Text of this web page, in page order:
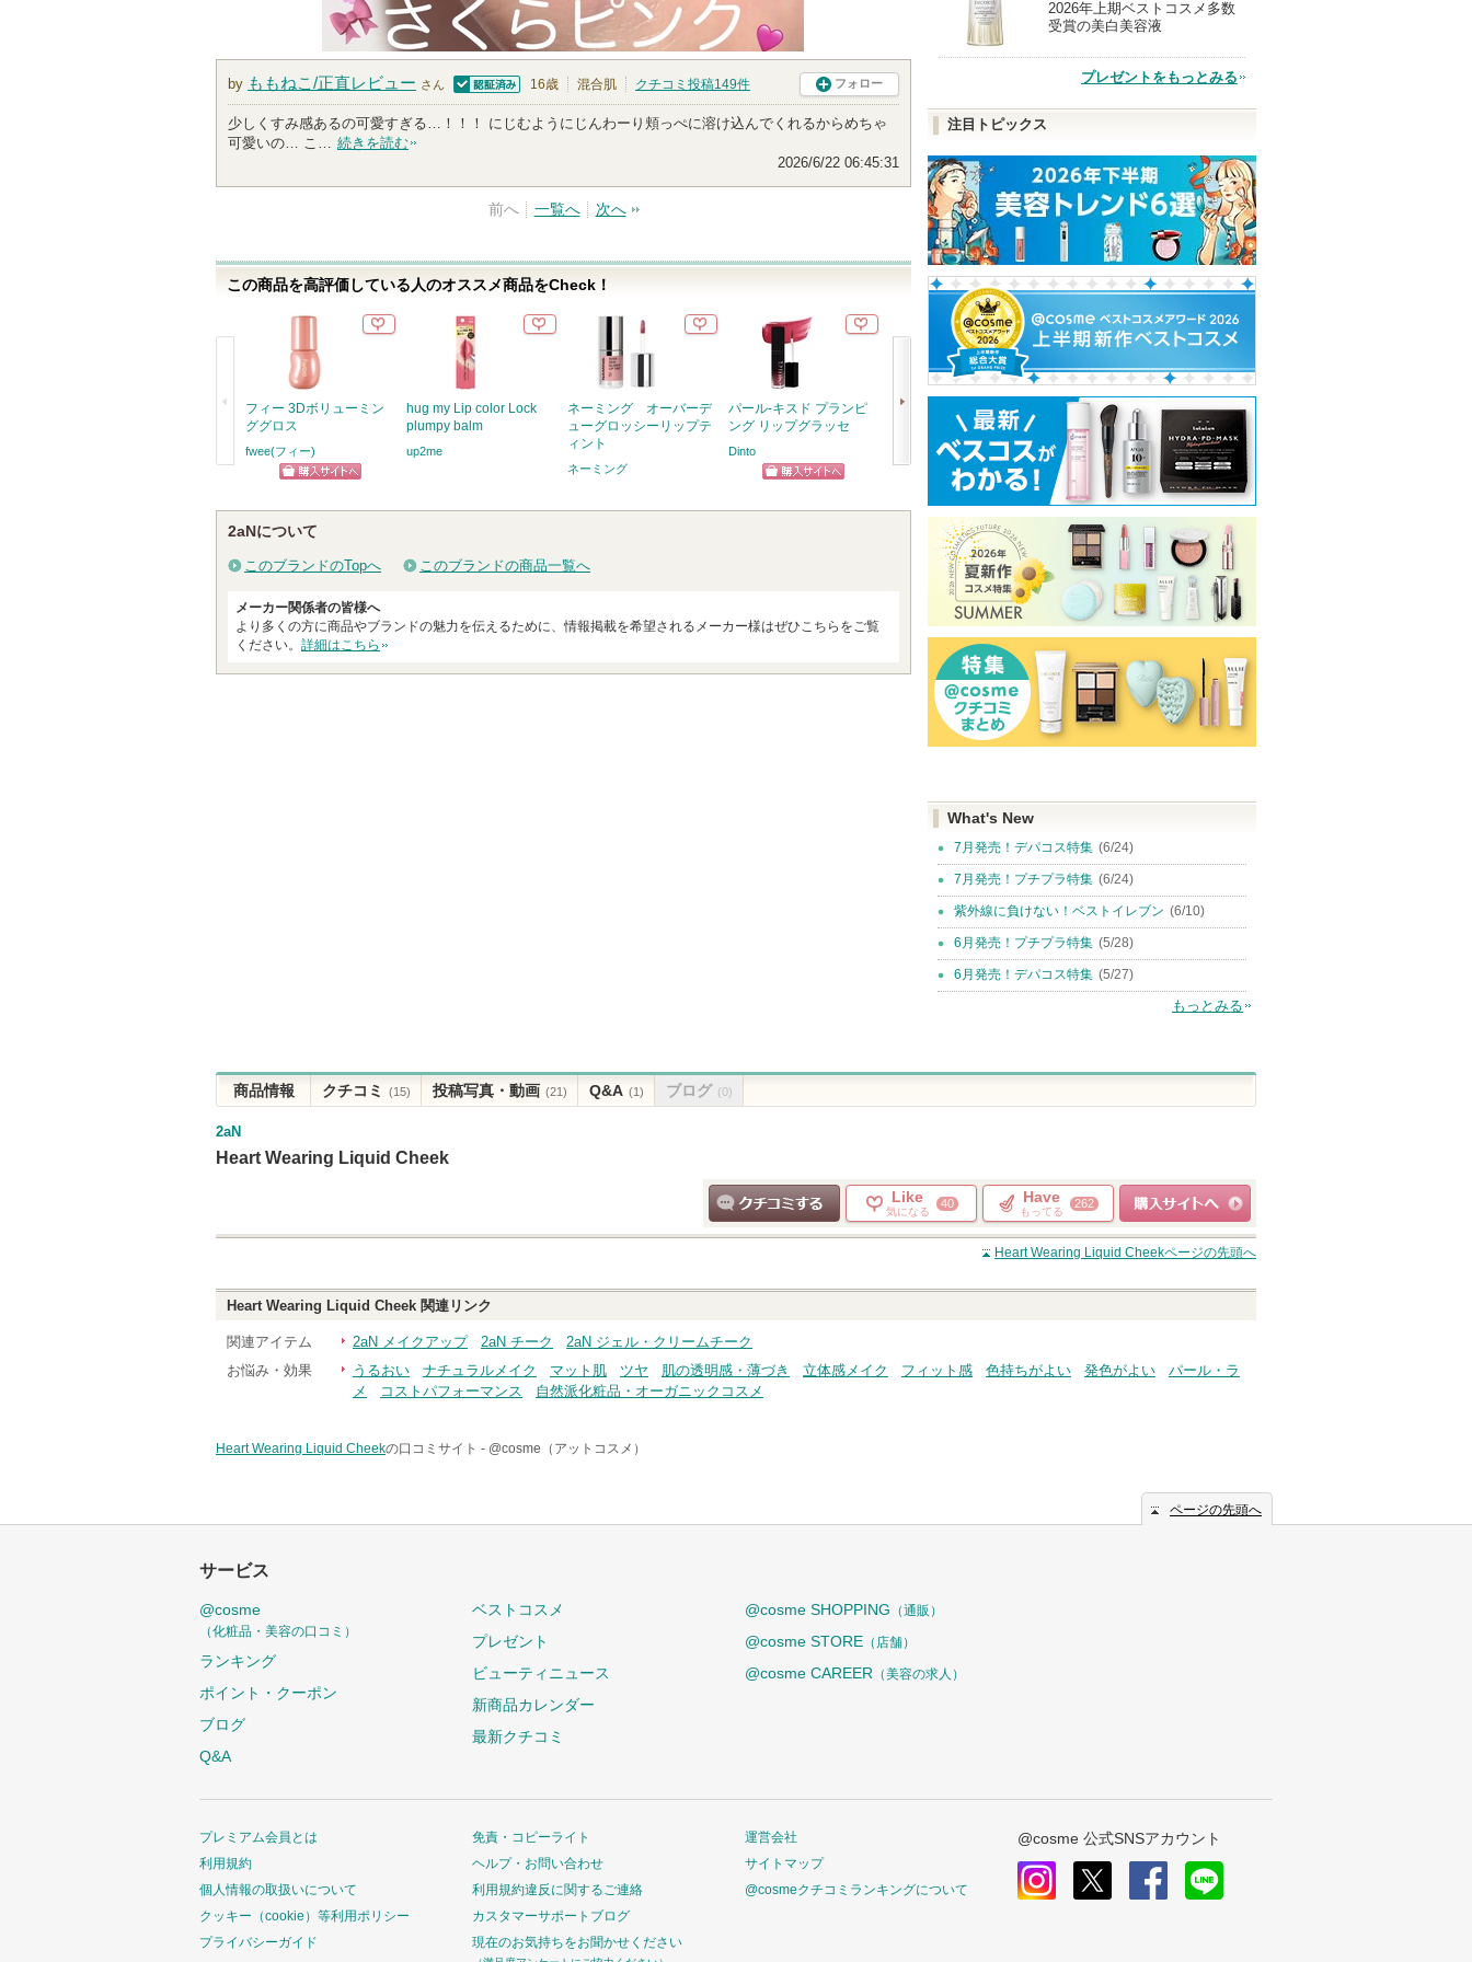
by ももねこ/正直レビュー さん
認証済
16歳 混合肌 クチコミ投稿149件 フォロー
少しくすみ感あるの可愛すぎる…！！！ にじむようにじんわーり頬っぺに溶け込んでくれるからめちゃ
可愛いの… こ… 続きを読む
2026/6/22 06:45:31
前へ 一覧へ 次へ
この商品を高評価している人のオススメ商品をCheck！
る
へ
フィー 3Dボリューミン
ググロス
fwee(フィー)
グサイトへ
hug my Lip color Lock
plumpy balm
up2me
ネーミング オーバーデ
ューグロッシーリップテ
ィント
ネーミング
パール-キスド プランピ
ング リップグラッセ
Dinto
デューイフィルムティン
ショッピン
グサイトへ
ザジューシーラスティン
グティント
rom&nd
ショッピン
グサイトへ
リップモンスター
ケイト
グサイトへ
2aNについて
このブランドのTopへ このブランドの商品一覧へ
メーカー関係者の皆様へ
より多くの方に商品やブランドの魅力を伝えるために、情報掲載を希望されるメーカー様はぜひこちらをご覧
ください。 詳細はこちら
現
品
2026年上期ベストコスメ多数
受賞の美白美容液
プレゼントをもっとみる
注目トピックス
What's New
7月発売！デパコス特集 (6/24)
7月発売！プチプラ特集 (6/24)
紫外線に負けない！ベストイレブン (6/10)
6月発売！プチプラ特集 (5/28)
6月発売！デパコス特集 (5/27)
もっとみる
商品情報 クチコミ (15) 投稿写真・動画 (21) Q&A (1) ブログ (0)
2aN
Heart Wearing Liquid Cheek
クチコミする
Like
気になる
40 Have
もってる
262
ショッピングサイト
へ
Heart Wearing Liquid Cheekページの先頭へ
Heart Wearing Liquid Cheek 関連リンク
関連アイテム 2aN メイクアップ 2aN チーク
2aN ジェル・クリームチーク
お悩み・効果
うるおい ナチュラルメイク マット肌 ツヤ 肌の透明感・薄づき 立体感メイク フィット感 色持ちがよい 発色がよい
パール・ラ
メ
コストパフォーマンス 自然派化粧品・オーガニックコスメ
Heart Wearing Liquid Cheekの口コミサイト - @cosme（アットコスメ）
ページの先頭へ
サービス
@cosme
（化粧品・美容の口コミ）
ランキング
ポイント・クーポン
ブログ
Q&A
ベストコスメ
プレゼント
ビューティニュース
新商品カレンダー
最新クチコミ
@cosme SHOPPING （通販）
@cosme STORE （店舗）
@cosme CAREER （美容の求人）
プレミアム会員とは
利用規約
個人情報の取扱いについて
クッキー（cookie）等利用ポリシー
プライバシーガイド
免責・コピーライト
ヘルプ・お問い合わせ
利用規約違反に関するご連絡
カスタマーサポートブログ
現在のお気持ちをお聞かせください
運営会社
サイトマップ
@cosmeクチコミランキングについて
@cosme 公式SNSアカウント